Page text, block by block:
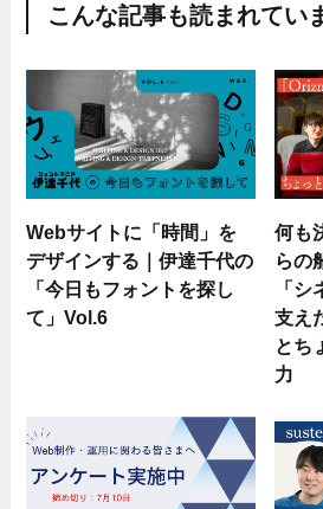
こんな記事も読まれてい
Webサイトに「時間」を
デザインする｜伊達千代の
「今日もフォントを探し
て」Vol.6
何も
らの
「
支え
とち
力